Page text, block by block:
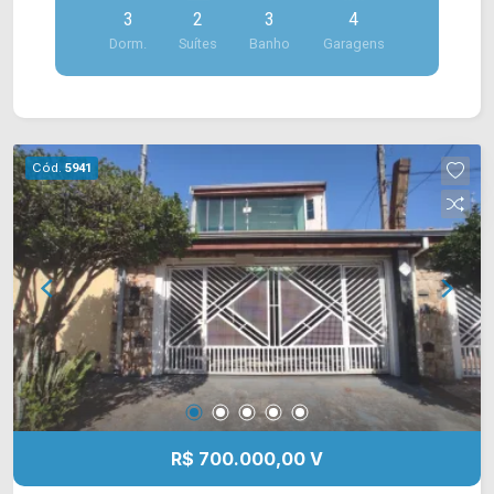
banheiros, sendo 03 sociais; > 04 vagas de
garagem. Localizado em Americana, o imóvel
contém uma área com diversos comércios em
outros. Além de conter fácil acesso a Av. Santa
Cecília Entre em contato com a nossa equipe de
vendas e agende a sua visita!! WhatsApp e
Telefone Arbix: (19) 3475-4546 ARBIX IMÓVEIS -
Presente em cada mudança!
3
Dorm.
2
Suítes
3
Banho
4
Garagens
Cód. 5941
R$ 700.000,00 V